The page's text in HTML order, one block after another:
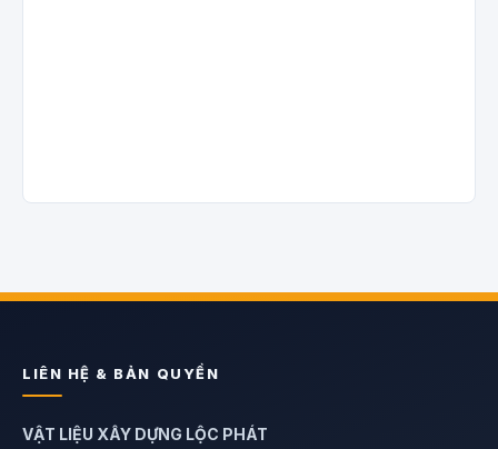
LIÊN HỆ & BẢN QUYỀN
VẬT LIỆU XÂY DỰNG LỘC PHÁT